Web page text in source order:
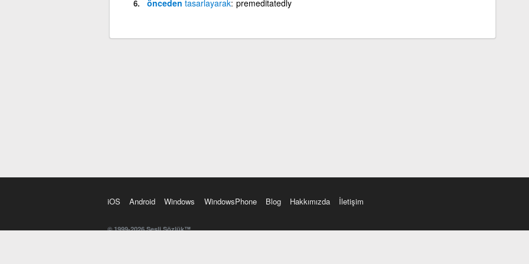
önceden tasarlayarak premeditatedly
iOS Android Windows WindowsPhone Blog Hakkımızda İletişim
© 1999-2026 Sesli Sözlük™